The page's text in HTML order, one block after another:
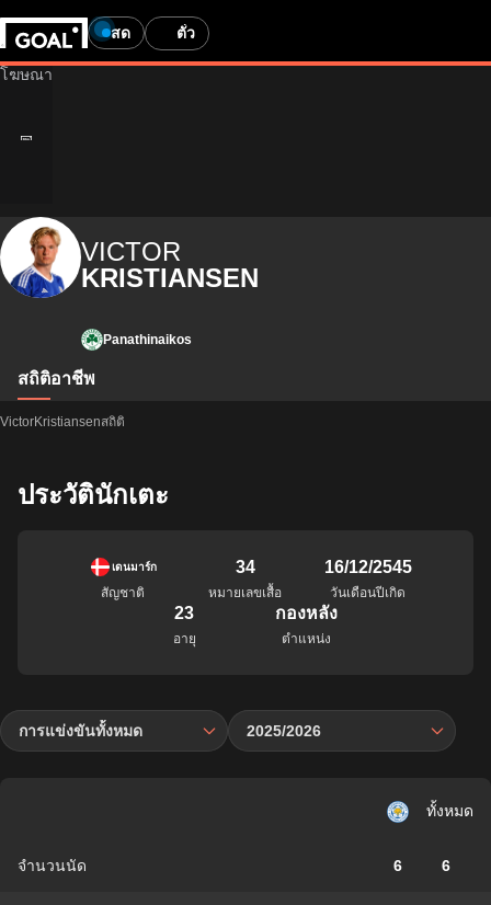
สด ตั๋ว
VICTOR
KRISTIANSEN
Panathinaikos
สถิติอาชีพ
VictorKristiansenสถิติ
ประวัตินักเตะ
เดนมาร์ก
สัญชาติ
34
หมายเลขเสื้อ
16/12/2545
วันเดือนปีเกิด
23
อายุ
กองหลัง
ตำแหน่ง
การแข่งขันทั้งหมด 2025/2026
ทั้งหมด
จำนวนนัด 6 6